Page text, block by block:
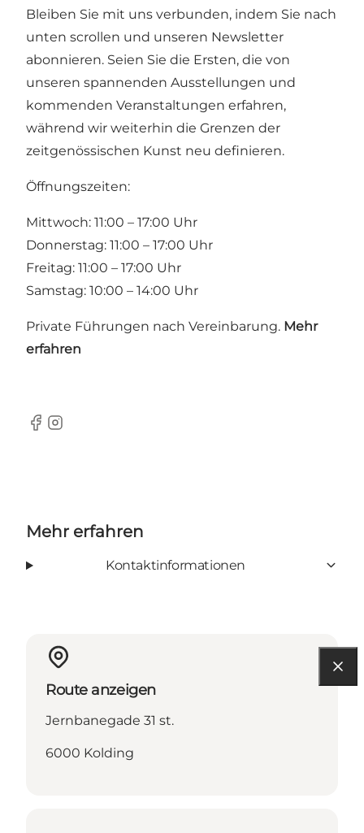
Bleiben Sie mit uns verbunden, indem Sie nach
unten scrollen und unseren Newsletter
abonnieren. Seien Sie die Ersten, die von
unseren spannenden Ausstellungen und
kommenden Veranstaltungen erfahren,
während wir weiterhin die Grenzen der
zeitgenössischen Kunst neu definieren.
Öffnungszeiten:
Mittwoch: 11:00 – 17:00 Uhr
Donnerstag: 11:00 – 17:00 Uhr
Freitag: 11:00 – 17:00 Uhr
Samstag: 10:00 – 14:00 Uhr
Private Führungen nach Vereinbarung. Mehr
erfahren
Facebook
Instagram
Mehr erfahren
Kontaktinformationen
Route anzeigen
Jernbanegade 31 st.
6000 Kolding